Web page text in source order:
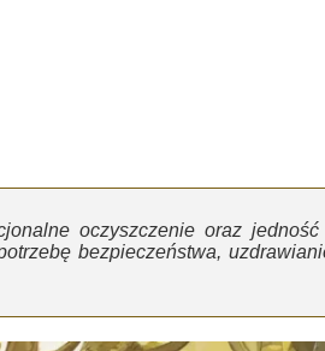
oczyszczenie oraz
bezpieczeństwa,